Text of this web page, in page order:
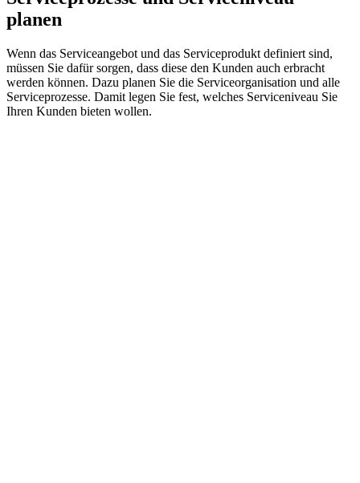
planen
Wenn das Serviceangebot und das Serviceprodukt definiert sind,
müssen Sie dafür sorgen, dass diese den Kunden auch erbracht
werden können. Dazu planen Sie die Serviceorganisation und alle
Serviceprozesse. Damit legen Sie fest, welches Serviceniveau Sie
Ihren Kunden bieten wollen.